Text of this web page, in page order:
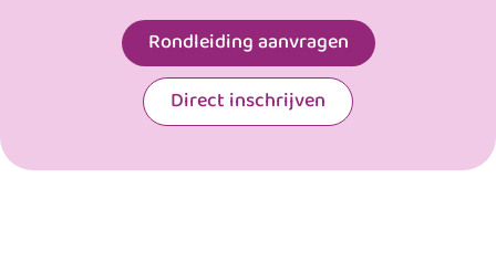
Rondleiding aanvragen
Direct inschrijven